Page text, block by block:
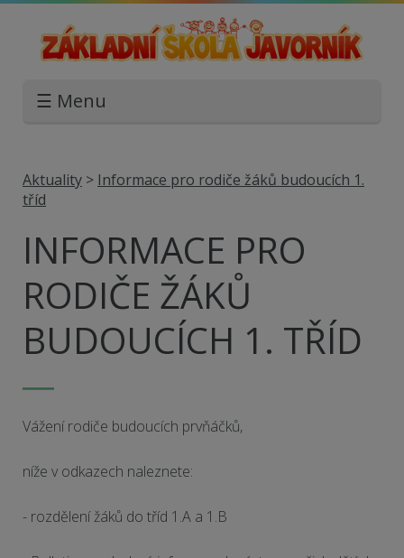
☰ Menu
Aktuality > Informace pro rodiče žáků budoucích 1.
tříd
INFORMACE PRO
RODIČE ŽÁKŮ
BUDOUCÍCH 1. TŘÍD
Vážení rodiče budoucích prvňáčků,
níže v odkazech naleznete:
- rozdělení žáků do tříd 1.A a 1.B